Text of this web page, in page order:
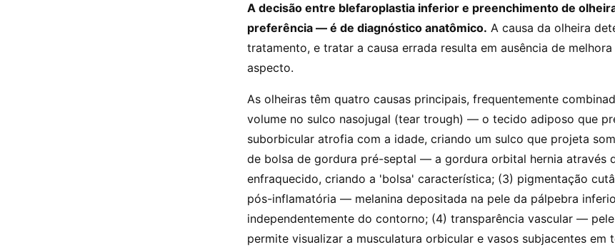
A decisão entre blefaroplastia inferior e preenchimento de
preferência — é de diagnóstico anatômico. A causa da olheira
tratamento, e tratar a causa errada resulta em ausência de
aspecto.
As olheiras têm quatro causas principais, frequentemente
volume no sulco nasojugal (tear trough) — o tecido adiposo que
suborbicular atrofia com a idade, criando um sulco que projeta
de bolsa de gordura pré-septal — a gordura orbital hernia através
enfraquecido, criando a 'bolsa' característica; (3) pigmentação
pós-inflamatória — melanina depositada na pele da pálpebra
independentemente do contorno; (4) transparência vascular —
permite visualizar a musculatura orbicular e vasos subjacentes em